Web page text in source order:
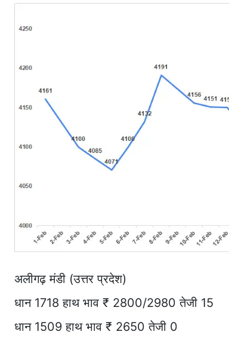
अलीगढ़ मंडी (उत्तर प्रदेश)
धान 1718 हाथ भाव ₹ 2800/2980 तेजी 15
धान 1509 हाथ भाव ₹ 2650 तेजी 0